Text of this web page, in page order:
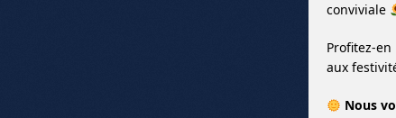
conviviale
Profitez-
aux
Nous